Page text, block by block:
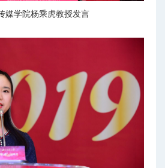
媒学院杨乘虎教授发言